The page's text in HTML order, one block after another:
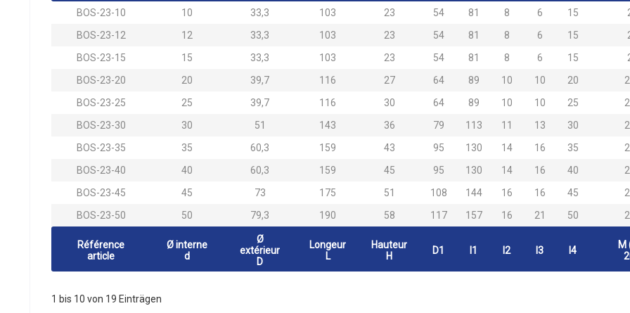
BOS-23-10 10 33,3 103 23 54 81 8 6 15
BOS-23-12
12 33,3 103 23 54 81 8 6 15
BOS-23-15
15 33,3 103 23 54 81 8 6 15
BOS-23-20
20 39,7 116 27 64 89 10 10 20
BOS-23-25
25 39,7 116 30 64 89 10 10 25
BOS-23-30
30 51 143 36 79 113 11 13 30
BOS-23-35
35 60,3 159 43 95 130 14 16 35
BOS-23-40
40 60,3 159 45 95 130 14 16 40
BOS-23-45
45 73 175 51 108 144 16 16 45
BOS-23-50
50 79,3 190 58 117 157 16 21 50
Référence
article
Ø interne
d
Ø
extérieur
D
Longeur
L
Hauteur
H
D1 l1 l2 l3 l4
M
1 bis 10 von 19 Einträgen